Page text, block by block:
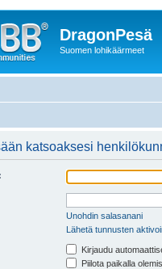
DragonPesä
Suomen lohikäärmeet
katsoaksesi
Unohdin salasanani
Lähetä tunnusten
Kirjaudu
Piilota paikalla